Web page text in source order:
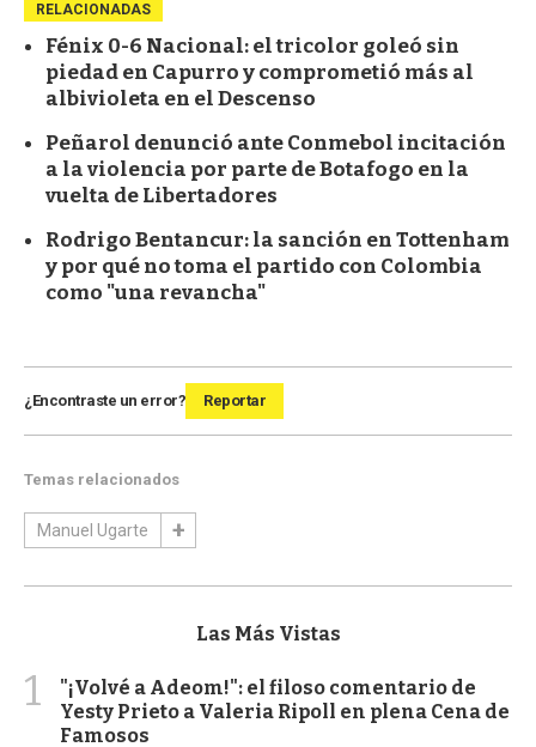
RELACIONADAS
Fénix 0-6 Nacional: el tricolor goleó sin
piedad en Capurro y comprometió más al
albivioleta en el Descenso
Peñarol denunció ante Conmebol incitación
a la violencia por parte de Botafogo en la
vuelta de Libertadores
Rodrigo Bentancur: la sanción en Tottenham
y por qué no toma el partido con Colombia
como "una revancha"
¿Encontraste un error? Reportar
Temas relacionados
Manuel Ugarte
Las Más Vistas
1
"¡Volvé a Adeom!": el filoso comentario de
Yesty Prieto a Valeria Ripoll en plena Cena de
Famosos